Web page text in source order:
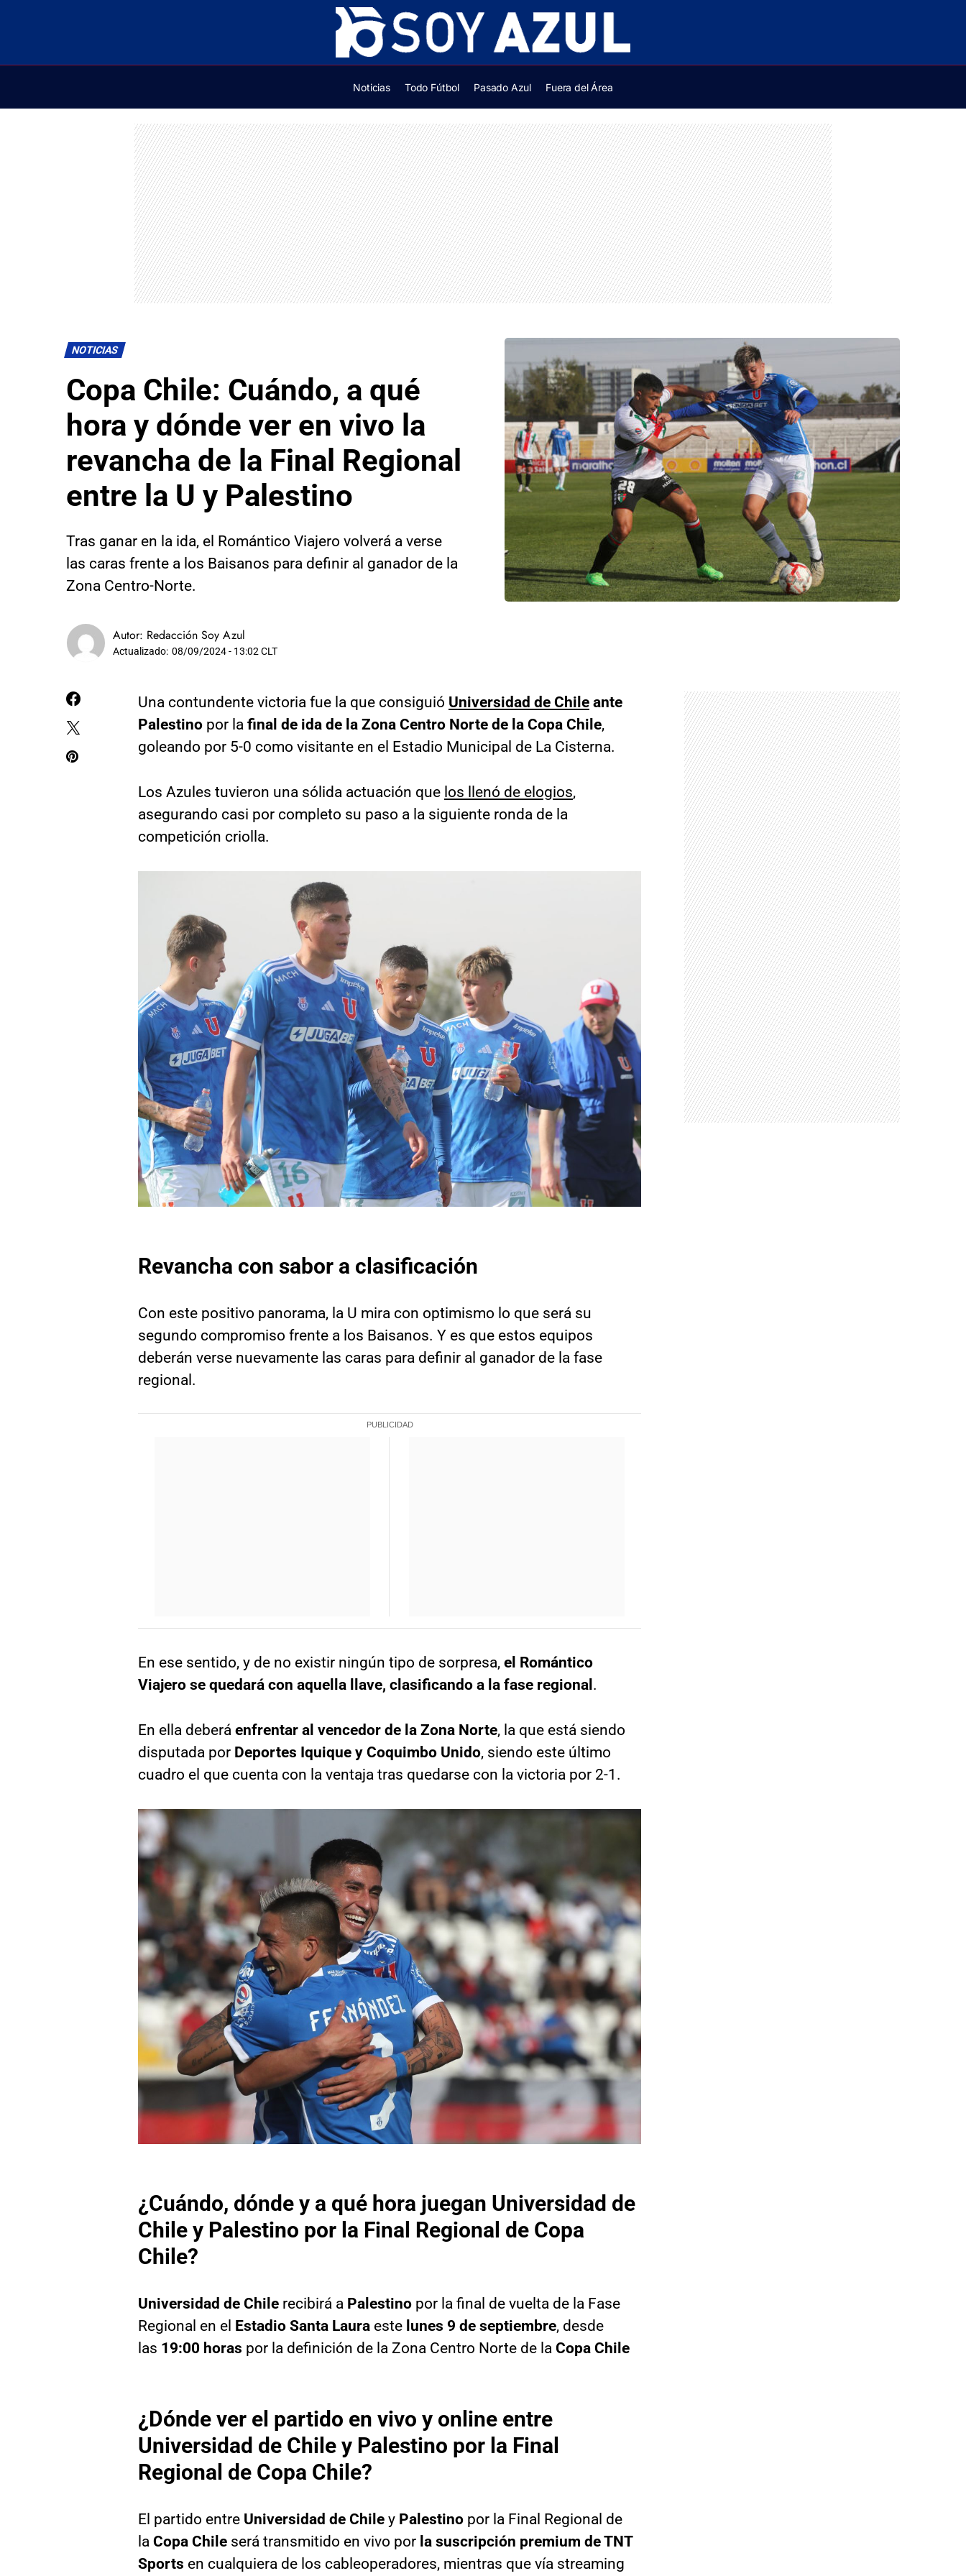
Noticias Todo Fútbol Pasado Azul Fuera del Área
NOTICIAS
Copa Chile: Cuándo, a qué
hora y dónde ver en vivo la
revancha de la Final Regional
entre la U y Palestino
Tras ganar en la ida, el Romántico Viajero volverá a verse
las caras frente a los Baisanos para definir al ganador de la
Zona Centro-Norte.
Autor: Redacción Soy Azul
Actualizado: 08/09/2024 - 13:02 CLT
Una contundente victoria fue la que consiguió Universidad de Chile ante
Palestino por la final de ida de la Zona Centro Norte de la Copa Chile,
goleando por 5-0 como visitante en el Estadio Municipal de La Cisterna.
Los Azules tuvieron una sólida actuación que los llenó de elogios,
asegurando casi por completo su paso a la siguiente ronda de la
competición criolla.
Revancha con sabor a clasificación
Con este positivo panorama, la U mira con optimismo lo que será su
segundo compromiso frente a los Baisanos. Y es que estos equipos
deberán verse nuevamente las caras para definir al ganador de la fase
regional.
En ese sentido, y de no existir ningún tipo de sorpresa, el Romántico
Viajero se quedará con aquella llave, clasificando a la fase regional .
En ella deberá enfrentar al vencedor de la Zona Norte, la que está siendo
disputada por Deportes Iquique y Coquimbo Unido, siendo este último
cuadro el que cuenta con la ventaja tras quedarse con la victoria por 2-1.
¿Cuándo, dónde y a qué hora juegan Universidad de
Chile y Palestino por la Final Regional de Copa
Chile?
Universidad de Chile recibirá a Palestino por la final de vuelta de la Fase
Regional en el Estadio Santa Laura este lunes 9 de septiembre, desde
las 19:00 horas por la definición de la Zona Centro Norte de la Copa Chile
¿Dónde ver el partido en vivo y online entre
Universidad de Chile y Palestino por la Final
Regional de Copa Chile?
El partido entre Universidad de Chile y Palestino por la Final Regional de
la Copa Chile será transmitido en vivo por la suscripción premium de TNT
Sports en cualquiera de los cableoperadores, mientras que vía streaming